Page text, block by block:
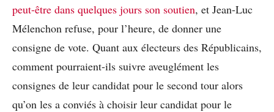
peut-être dans quelques jours son soutien, et Jean-Luc
Mélenchon refuse, pour l’heure, de donner une
consigne de vote. Quant aux électeurs des Républicains,
comment pourraient-ils suivre aveuglément les
consignes de leur candidat pour le second tour alors
qu’on les a conviés à choisir leur candidat pour le